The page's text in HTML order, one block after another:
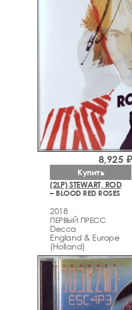
(2LP) STEWART, ROD
– BLOOD RED ROSES
2018
ПЕРВЫЙ ПРЕСС
Decca
England & Europe
(Holland)
8,925 ₽
Купить